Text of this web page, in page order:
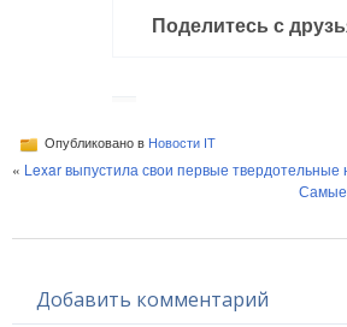
Поделитесь с
Опубликовано в Новости IT
« Lexar выпустила свои первые твердотельные
Самые
Добавить комментарий